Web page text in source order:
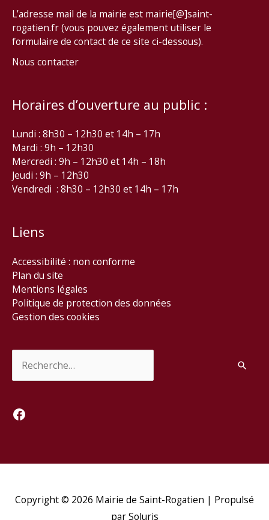
L’adresse mail de la mairie est mairie[@]saint-
rogatien.fr (vous pouvez également utiliser le
formulaire de contact de ce site ci-dessous).
Nous contacter
Horaires d’ouverture au public :
Lundi : 8h30 – 12h30 et 14h – 17h
Mardi : 9h – 12h30
Mercredi : 9h – 12h30 et 14h – 18h
Jeudi : 9h – 12h30
Vendredi : 8h30 – 12h30 et 14h – 17h
Liens
Accessibilité : non conforme
Plan du site
Mentions légales
Politique de protection des données
Gestion des cookies
Facebook
Copyright © 2026 Mairie de Saint-Rogatien | Propulsé
par Soluris